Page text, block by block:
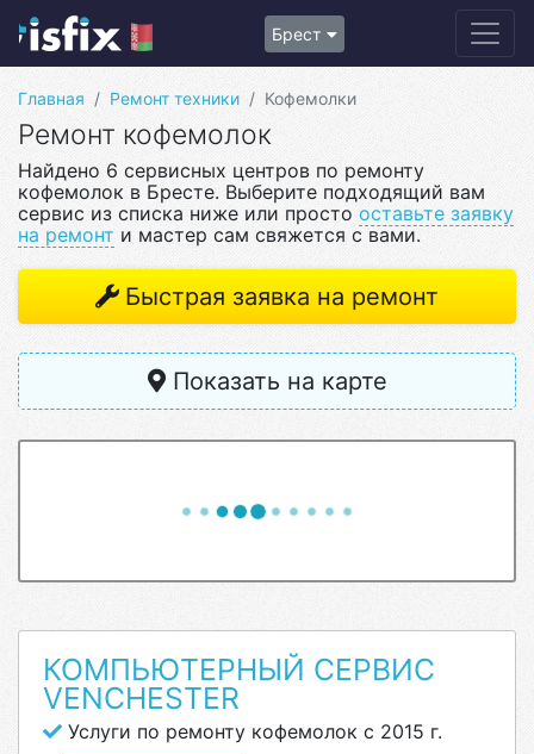
Брест
Главная Ремонт техники Кофемолки
Ремонт кофемолок
Найдено 6 сервисных центров по ремонту
кофемолок в Бресте. Выберите подходящий вам
сервис из списка ниже или просто оставьте заявку
на ремонт и мастер сам свяжется с вами.
Быстрая заявка на ремонт
Показать на карте
КОМПЬЮТЕРНЫЙ СЕРВИС
VENCHESTER
Услуги по ремонту кофемолок с 2015 г.